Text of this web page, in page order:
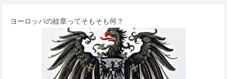
ヨーロッパの紋章ってそもそも何？